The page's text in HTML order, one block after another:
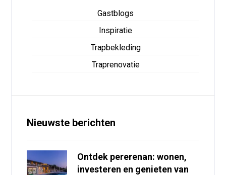
Gastblogs
Inspiratie
Trapbekleding
Traprenovatie
Nieuwste berichten
Ontdek pererenan: wonen,
investeren en genieten van